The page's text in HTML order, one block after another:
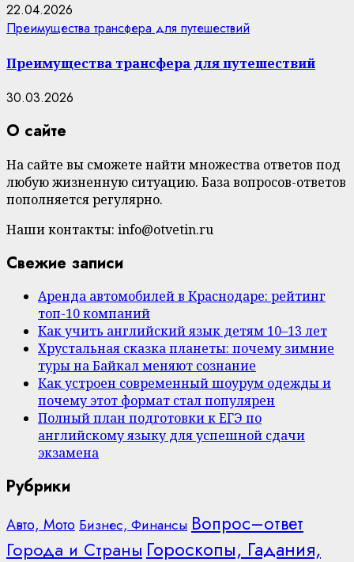
22.04.2026
Преимущества трансфера для путешествий
Преимущества трансфера для путешествий
30.03.2026
О сайте
На сайте вы сможете найти множества ответов под
любую жизненную ситуацию. База вопросов-ответов
пополняется регулярно.
Наши контакты: info@otvetin.ru
Свежие записи
Аренда автомобилей в Краснодаре: рейтинг
топ-10 компаний
Как учить английский язык детям 10–13 лет
Хрустальная сказка планеты: почему зимние
туры на Байкал меняют сознание
Как устроен современный шоурум одежды и
почему этот формат стал популярен
Полный план подготовки к ЕГЭ по
английскому языку для успешной сдачи
экзамена
Рубрики
Авто, МотоБизнес, Финансы Вопрос–ответ
Города и Страны Гороскопы, Гадания,